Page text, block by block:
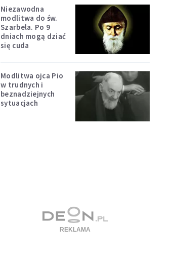
Niezawodna
modlitwa do św.
Szarbela. Po 9
dniach mogą dziać
się cuda
Modlitwa ojca Pio
w trudnych i
beznadziejnych
sytuacjach